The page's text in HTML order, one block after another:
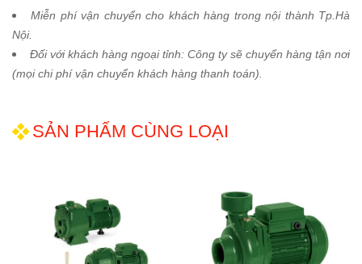
Miễn phí vận chuyển cho khách hàng trong nội thành Tp.Hà
Nội.
Đối với khách hàng ngoại tỉnh: Công ty sẽ chuyển hàng tận nơi
(mọi chi phí vận chuyển khách hàng thanh toán).
SẢN PHẨM CÙNG LOẠI